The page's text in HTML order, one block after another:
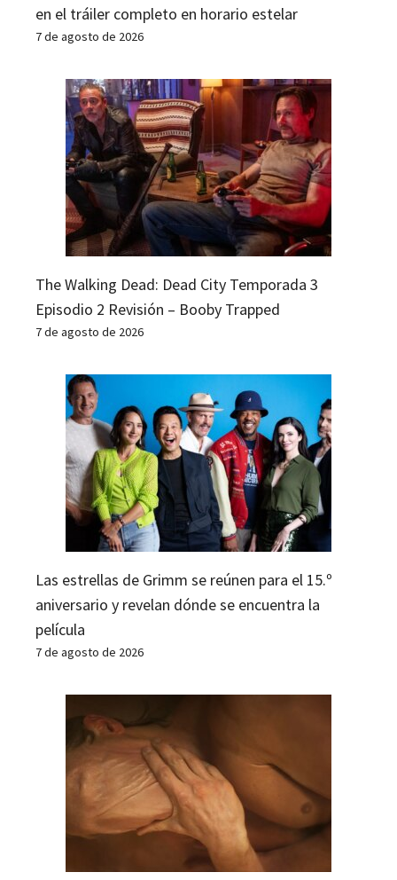
en el tráiler completo en horario estelar
7 de agosto de 2026
The Walking Dead: Dead City Temporada 3
Episodio 2 Revisión – Booby Trapped
7 de agosto de 2026
Las estrellas de Grimm se reúnen para el 15.º
aniversario y revelan dónde se encuentra la
película
7 de agosto de 2026